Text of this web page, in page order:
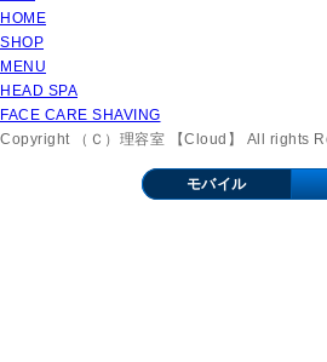
HOME
SHOP
MENU
HEAD SPA
FACE CARE SHAVING
Copyright （Ｃ）理容室 【Cloud】 All rights
モバイル